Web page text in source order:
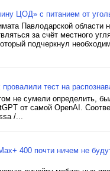
ЦОД» с питанием от
Павлодарской
за счёт местного
подчеркнул
тест на
не сумели определить,
от самой OpenAI.
/...
400 почти ничем не